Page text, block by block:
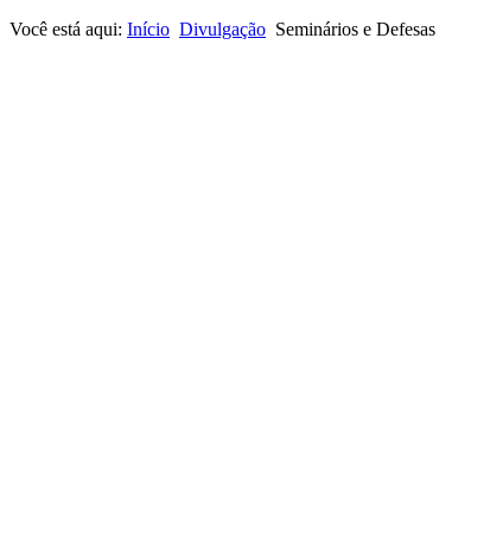
Você está aqui: Início Divulgação Seminários e Defesas